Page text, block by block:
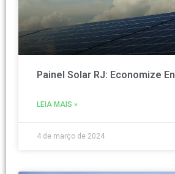
Painel Solar RJ: Economize
LEIA MAIS »
4 de março de 2024